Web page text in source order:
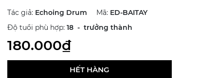
Tác giả: Echoing Drum Mã: ED-BAITAY
Độ tuổi phù hợp: 18 - trưởng thành
180.000₫
HẾT HÀNG